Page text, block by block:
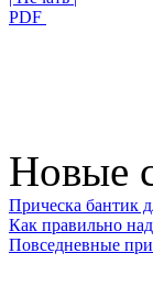
PDF
Новые
Прическа бантик
Как правильно
Повседневные